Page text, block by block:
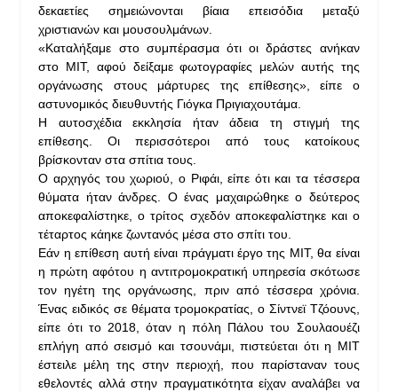
δεκαετίες σημειώνονται βίαια επεισόδια μεταξύ
χριστιανών και μουσουλμάνων.
«Καταλήξαμε στο συμπέρασμα ότι οι δράστες ανήκαν
στο ΜΙΤ, αφού δείξαμε φωτογραφίες μελών αυτής της
οργάνωσης στους μάρτυρες της επίθεσης», είπε ο
αστυνομικός διευθυντής Γιόγκα Πριγιαχουτάμα.
Η αυτοσχέδια εκκλησία ήταν άδεια τη στιγμή της
επίθεσης. Οι περισσότεροι από τους κατοίκους
βρίσκονταν στα σπίτια τους.
Ο αρχηγός του χωριού, ο Ριφάι, είπε ότι και τα τέσσερα
θύματα ήταν άνδρες. Ο ένας μαχαιρώθηκε ο δεύτερος
αποκεφαλίστηκε, ο τρίτος σχεδόν αποκεφαλίστηκε και ο
τέταρτος κάηκε ζωντανός μέσα στο σπίτι του.
Εάν η επίθεση αυτή είναι πράγματι έργο της ΜΙΤ, θα είναι
η πρώτη αφότου η αντιτρομοκρατική υπηρεσία σκότωσε
τον ηγέτη της οργάνωσης, πριν από τέσσερα χρόνια.
Ένας ειδικός σε θέματα τρομοκρατίας, ο Σίντνεϊ Τζόουνς,
είπε ότι το 2018, όταν η πόλη Πάλου του Σουλαουέζι
επλήγη από σεισμό και τσουνάμι, πιστεύεται ότι η ΜΙΤ
έστειλε μέλη της στην περιοχή, που παρίσταναν τους
εθελοντές αλλά στην πραγματικότητα είχαν αναλάβει να